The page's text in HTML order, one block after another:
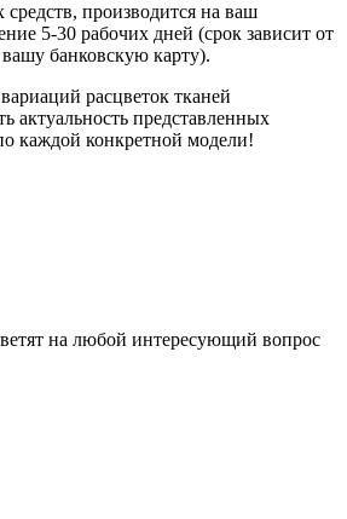
производится на ваш
5-30 рабочих дней (срок зависит от
банковскую карту).
расцветок тканей
актуальность представленных
каждой конкретной модели!
на любой интересующий вопрос